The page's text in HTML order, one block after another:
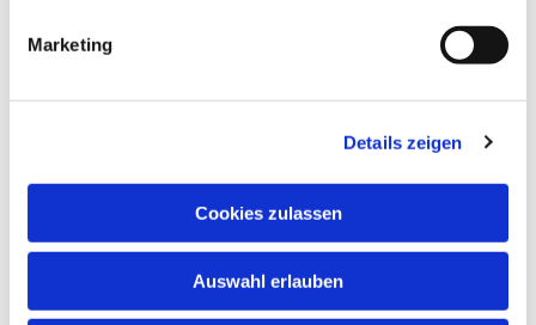
Marketing
Details zeigen
Cookies zulassen
Auswahl erlauben
Dies könnte Sie auch interessieren